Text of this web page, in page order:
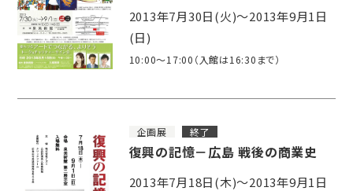
2013年7月30日(火)～2013年9月1日
(日)
10:00～17:00（入館は16:30まで）
企画展 終了
復興の記憶－広島 戦後の商業史
2013年7月18日(木)～2013年9月1日